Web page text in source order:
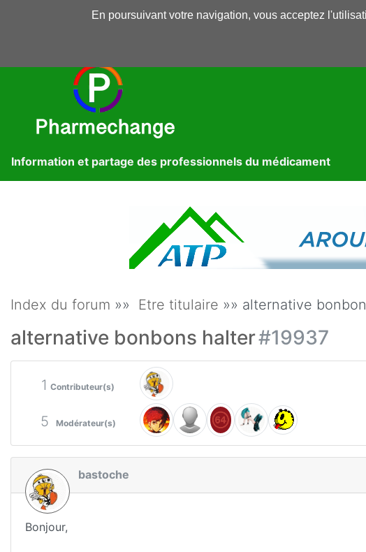
Pharmechange Forums Dossiers Presse Librairie
Information et partage des professionnels du médicament
Index du forum »» Etre titulaire »» alternative
alternative bonbons halter#19937
1 Contributeur(s)
5 Modérateur(s)
bastoche
Bonjour,
En poursuivant votre navigation, vous acceptez